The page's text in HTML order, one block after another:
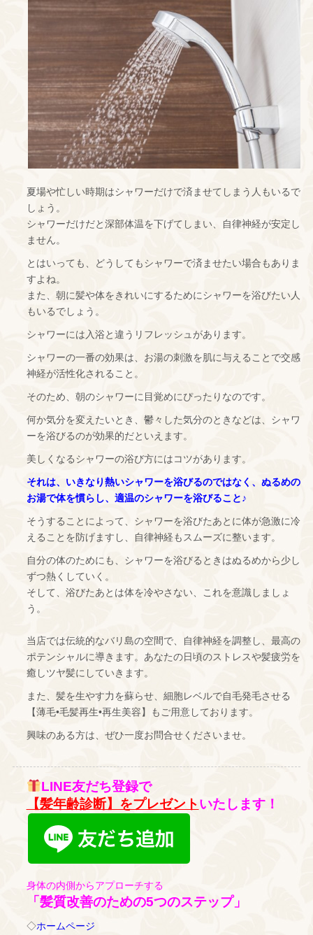
夏場や忙しい時期はシャワーだけで済ませてしまう人もいるで
しょう。
シャワーだけだと深部体温を下げてしまい、自律神経が安定し
ません。
とはいっても、どうしてもシャワーで済ませたい場合もありま
すよね。
また、朝に髪や体をきれいにするためにシャワーを浴びたい人
もいるでしょう。
シャワーには入浴と違うリフレッシュがあります。
シャワーの一番の効果は、お湯の刺激を肌に与えることで交感
神経が活性化されること。
そのため、朝のシャワーに目覚めにぴったりなのです。
何か気分を変えたいとき、鬱々した気分のときなどは、シャワ
ーを浴びるのが効果的だといえます。
美しくなるシャワーの浴び方にはコツがあります。
それは、いきなり熱いシャワーを浴びるのではなく、ぬるめの
お湯で体を慣らし、適温のシャワーを浴びること♪
そうすることによって、シャワーを浴びたあとに体が急激に冷
えることを防げますし、自律神経もスムーズに整います。
自分の体のためにも、シャワーを浴びるときはぬるめから少し
ずつ熱くしていく。
そして、浴びたあとは体を冷やさない、これを意識しましょ
う。
当店では伝統的なバリ島の空間で、自律神経を調整し、最高の
ポテンシャルに導きます。あなたの日頃のストレスや髪疲労を
癒しツヤ髪にしていきます。
また、髪を生やす力を蘇らせ、細胞レベルで自毛発毛させる
【薄毛•毛髪再生•再生美容】もご用意しております。
興味のある方は、ぜひ一度お問合せくださいませ。
LINE友だち登録で
【髪年齢診断】をプレゼントいたします！
身体の内側からアプローチする
「髪質改善のための5つのステップ」
◇ホームページ